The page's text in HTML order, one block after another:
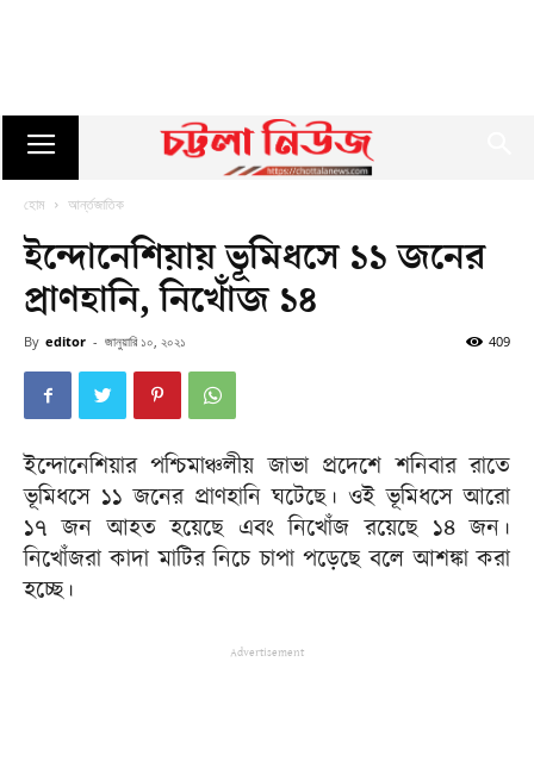
হোম আর্ন্তজাতিক
ইন্দোনেশিয়ায় ভূমিধসে ১১ জনের
প্রাণহানি, নিখোঁজ ১৪
By editor - জানুয়ারি ১০, ২০২১ 409
ইন্দোনেশিয়ার পশ্চিমাঞ্চলীয় জাভা প্রদেশে শনিবার রাতে
ভূমিধসে ১১ জনের প্রাণহানি ঘটেছে। ওই ভূমিধসে আরো
১৭ জন আহত হয়েছে এবং নিখোঁজ রয়েছে ১৪ জন।
নিখোঁজরা কাদা মাটির নিচে চাপা পড়েছে বলে আশঙ্কা করা
হচ্ছে।
Advertisement